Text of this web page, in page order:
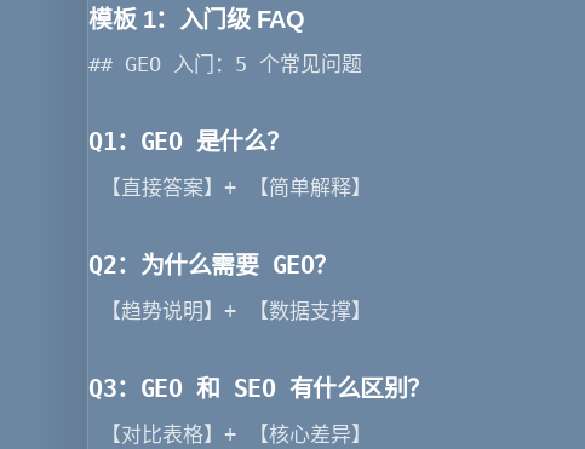
模板 1：入门级 FAQ
## GEO 入门：5 个常见问题
Q1：GEO 是什么？
【直接答案】+ 【简单解释】
Q2：为什么需要 GEO？
【趋势说明】+ 【数据支撑】
Q3：GEO 和 SEO 有什么区别？
【对比表格】+ 【核心差异】